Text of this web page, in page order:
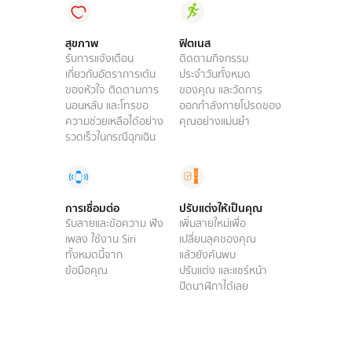
สุขภาพ
รับการแจ้งเตือน
เกี่ยวกับอัตราการเต้น
ของหัวใจ ติดตามการ
นอนหลับ และโทรขอ
ความช่วยเหลือได้อย่าง
รวดเร็วในกรณีฉุกเฉิน
ฟิตเนส
ติดตามกิจกรรม
ประจำวันทั้งหมด
ของคุณ และวัดการ
ออกกำลังกายโปรดของ
คุณอย่างแม่นยำ
การเชื่อมต่อ
รับสายและข้อความ ฟัง
เพลง ใช้งาน Siri
ทั้งหมดนี้จาก
ข้อมือคุณ
ปรับแต่งให้เป็นคุณ
เพิ่มสายใหม่เพื่อ
เปลี่ยนลุคของคุณ
แล้วยังค้นพบ
ปรับแต่ง และแชร์หน้า
ปัดนาฬิกาได้เลย